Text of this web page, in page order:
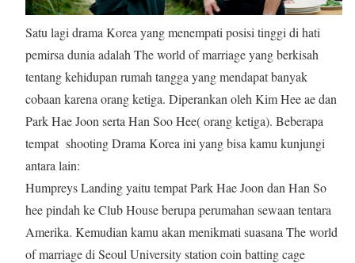
Satu lagi drama Korea yang menempati posisi tinggi di hati
pemirsa dunia adalah The world of marriage yang berkisah
tentang kehidupan rumah tangga yang mendapat banyak
cobaan karena orang ketiga. Diperankan oleh Kim Hee ae dan
Park Hae Joon serta Han Soo Hee( orang ketiga). Beberapa
tempat shooting Drama Korea ini yang bisa kamu kunjungi
antara lain:
Humpreys Landing yaitu tempat Park Hae Joon dan Han So
hee pindah ke Club House berupa perumahan sewaan tentara
Amerika. Kemudian kamu akan menikmati suasana The world
of marriage di Seoul University station coin batting cage